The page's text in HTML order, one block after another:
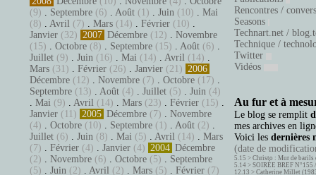
(9) . Septembre (6) . Août (1) . Juin (10) . Mai
(8) . Avril (7) . Mars (14) . Février (10) .
Janvier (32) 2007 Décembre (12) . Novembre
(15) . Octobre (8) . Septembre (15) . Août (6) .
Juillet (9) . Juin (16) . Mai (14) . Avril (14) .
Mars (31) . Février (26) . Janvier (21) 2006
Décembre (12) . Novembre (7) . Octobre (17) .
Septembre (13) . Août (4) . Juillet (5) . Juin (4)
. Mai (9) . Avril (14) . Mars (23) . Février (15) .
Janvier (11) 2005 Décembre (7) . Novembre
(4) . Octobre (10) . Septembre (1) . Août (2) .
Juillet (6) . Juin (8) . Mai (5) . Avril (14) . Mars
(7) . Février (4) . Janvier (4) 2004 Décembre
(2) . Novembre (6) . Octobre (5) . Septembre
(5) . Juin (2) . Avril (2) . Mars (5) . Février (7)
Rencontres /
Seasons
Technart.net /
Technique /
Twitter
Vidéos
Au fur et à
Le blog se remplit
mes archives en
Voici les dernières
(date de
5.15 > Christo : Mur de barils
5.14 > SOIRÉE BREF
12.13 > Catherine Millet